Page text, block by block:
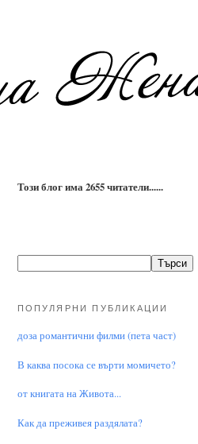
Този блог има 2655 читатели......
ПОПУЛЯРНИ ПУБЛИКАЦИИ
доза романтични филми (пета част)
В каква посока се върти момичето?
от книгата на Живота...
Как да преживея раздялата?